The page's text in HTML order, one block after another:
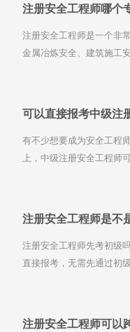
注册安全工程师哪个
注册安全工程师是一个非
金属冶炼安全、建筑施工
可以直接报考中级注
有不少想要成为安全工程
上，中级注册安全工程师
注册安全工程师是不
注册安全工程师先考初级
直接报考，无需先通过初
注册安全工程师可以